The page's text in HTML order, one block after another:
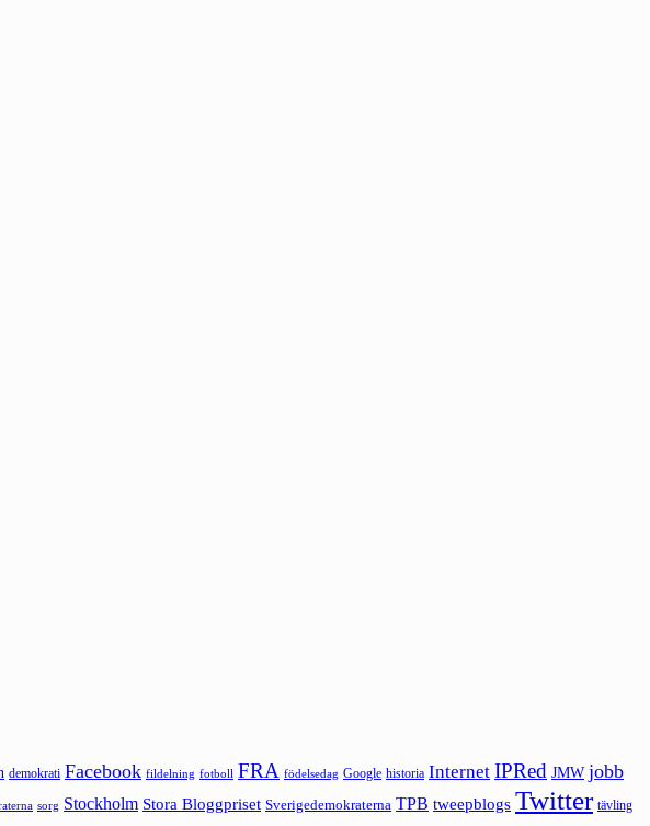
demokrati Facebook fildelning fotboll FRA födelsedag Google historia Internet IPRed JMW jobb
sorg Stockholm Stora Bloggpriset Sverigedemokraterna TPB tweepblogs Twitter tävling